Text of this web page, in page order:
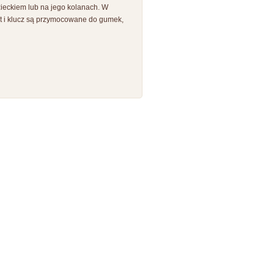
lub na jego kolanach. W
klucz są przymocowane do gumek,